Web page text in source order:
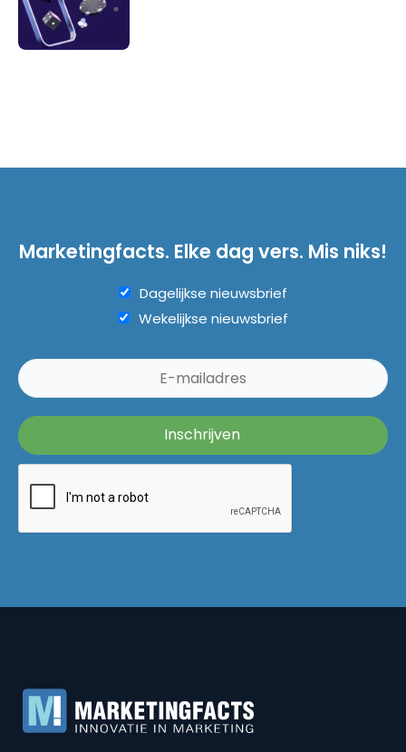
Marketingfacts. Elke dag vers. Mis niks!
Dagelijkse nieuwsbrief
Wekelijkse nieuwsbrief